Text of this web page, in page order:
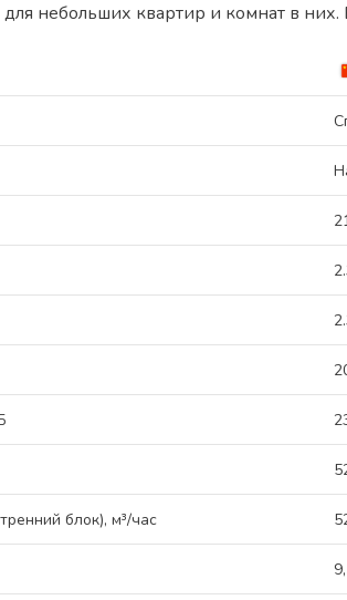
для небольших квартир и комнат в
блок), м³/час